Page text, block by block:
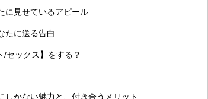
に見せているアピール
たに送る告白
/セックス】をする？
しかない魅力と、付き合うメリット